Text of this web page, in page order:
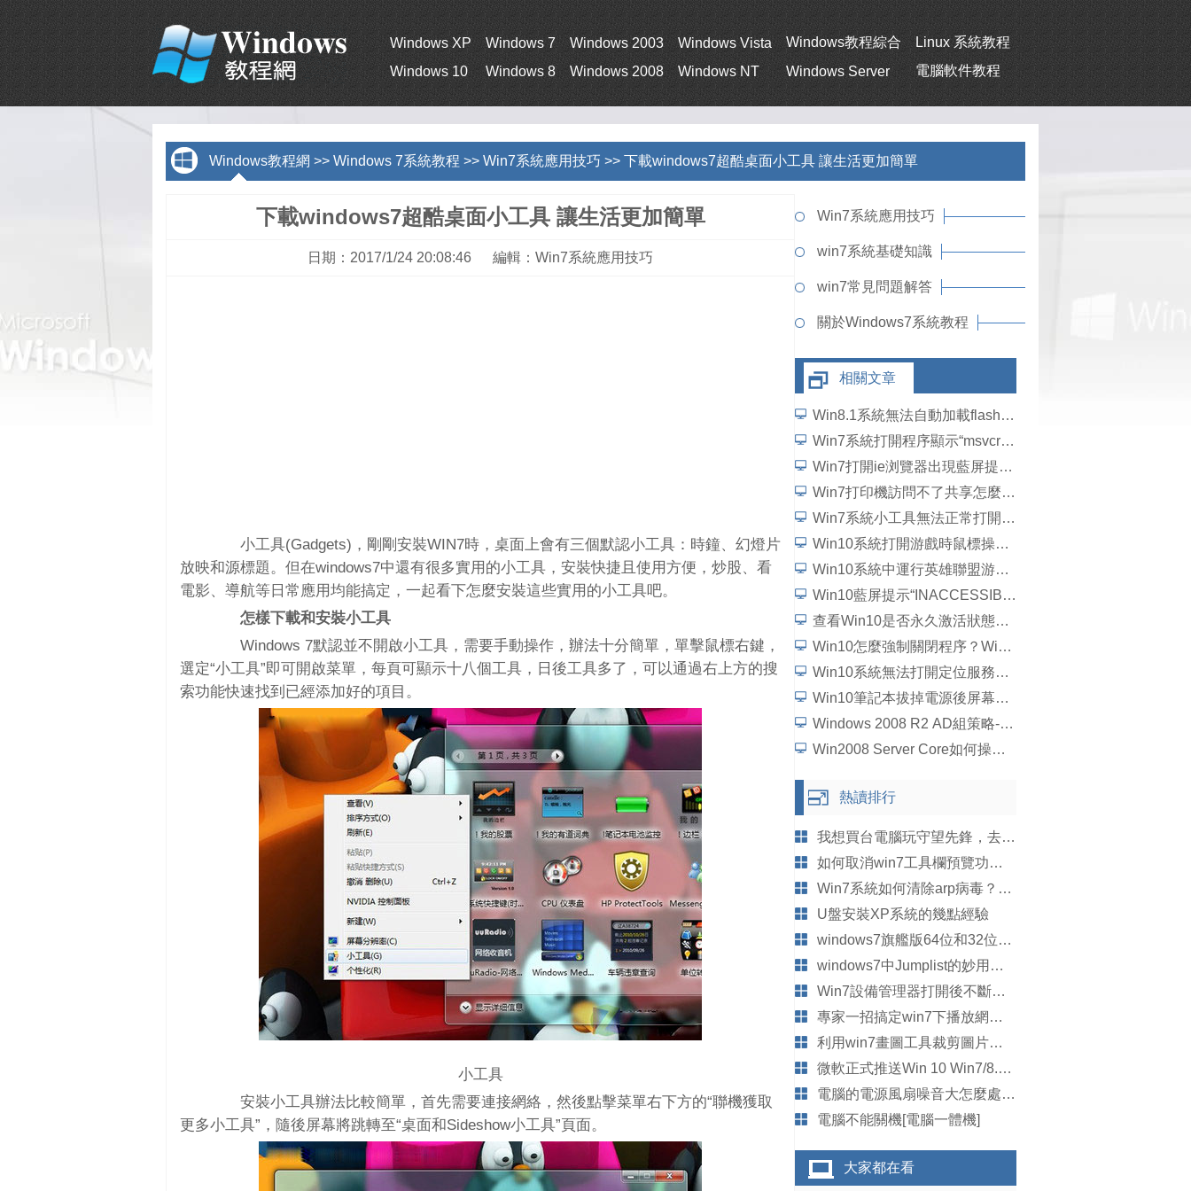
Windows XP Windows 7 Windows 2003 Windows Vista Windows教程綜合
Linux 系統教程
Windows 10
Windows 8 Windows 2008 Windows NT Windows Server 電腦軟件教程
Windows教程網 >> Windows 7系統教程 >> Win7系統應用技巧 >> 下載windows7超酷桌面小工具 讓生活更加簡單
下載windows7超酷桌面小工具 讓生活更加簡單
日期：2017/1/24 20:08:46 編輯：Win7系統應用技巧
小工具(Gadgets)，剛剛安裝WIN7時，桌面上會有三個默認小工具：時鐘、幻燈片
放映和源標題。但在windows7中還有很多實用的小工具，安裝快捷且使用方便，炒股、看
電影、導航等日常應用均能搞定，一起看下怎麼安裝這些實用的小工具吧。
怎樣下載和安裝小工具
Windows 7默認並不開啟小工具，需要手動操作，辦法十分簡單，單擊鼠標右鍵，
選定“小工具”即可開啟菜單，每頁可顯示十八個工具，日後工具多了，可以通過右上方的搜
索功能快速找到已經添加好的項目。
小工具
安裝小工具辦法比較簡單，首先需要連接網絡，然後點擊菜單右下方的“聯機獲取
更多小工具”，隨後屏幕將跳轉至“桌面和Sideshow小工具”頁面。
Win7系統應用技巧
win7系統基礎知識
win7常見問題解答
關於Windows7系統教程
相關文章
Win8.1系統無法自動加載flash插件如何解決？
Win7系統打開程序顯示“msvcrtd.dll丟失無法啟動程序”怎麼解決
Win7打開ie浏覽器出現藍屏提示“錯誤代碼c0000145”如何解決？
Win7打印機訪問不了共享怎麼辦？
Win7系統小工具無法正常打開如何解決？
Win10系統打開游戲時鼠標操作延遲了怎麼解決？
Win10系統中運行英雄聯盟游戲崩潰、閃退問題怎麼解決？
Win10藍屏提示“INACCESSIBLE_BOOT_DEVICE”怎麼處理？
查看Win10是否永久激活狀態的方法
Win10怎麼強制關閉程序？Win10強行關閉電腦程序的方法
Win10系統無法打開定位服務怎麼辦？
Win10筆記本拔掉電源後屏幕變暗如何解決？
Windows 2008 R2 AD組策略-統一域用戶桌面背景詳細圖文教程
Win2008 Server Core如何操作？5個步驟學會Win2008 Server Core操作
熱讀排行
我想買台電腦玩守望先鋒，去哪裡買比較好啊？推薦一下
如何取消win7工具欄預覽功能？
Win7系統如何清除arp病毒？使用命令查殺arp病毒的方法
U盤安裝XP系統的幾點經驗
windows7旗艦版64位和32位的區別有哪些
windows7中Jumplist的妙用以及如何取消該功能
Win7設備管理器打開後不斷刷新怎麼辦?
專家一招搞定win7下播放網頁視頻無聲問題
利用win7畫圖工具裁剪圖片的方法
微軟正式推送Win 10 Win7/8.1免費 可返回舊版本
電腦的電源風扇噪音大怎麼處理？
電腦不能關機[電腦一體機]
大家都在看